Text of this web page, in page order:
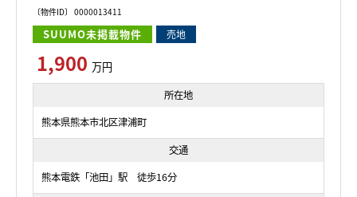
〔物件ID〕 0000013411
SUUMO未掲載物件 売地
1,900 万円
所在地
熊本県熊本市北区津浦町
交通
熊本電鉄「池田」駅 徒歩16分